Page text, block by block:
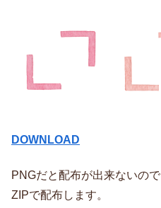
DOWNLOAD
PNGだと配布が出来ないので
ZIPで配布します。